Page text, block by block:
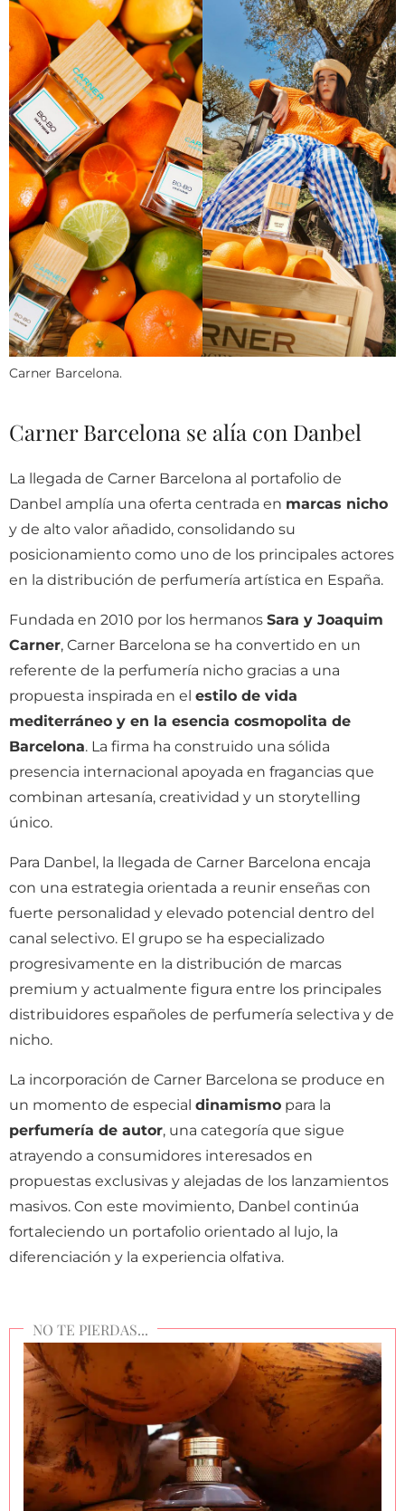
Carner Barcelona.
Carner Barcelona se alía con Danbel
La llegada de Carner Barcelona al portafolio de
Danbel amplía una oferta centrada en marcas nicho
y de alto valor añadido, consolidando su
posicionamiento como uno de los principales actores
en la distribución de perfumería artística en España.
Fundada en 2010 por los hermanos Sara y Joaquim
Carner, Carner Barcelona se ha convertido en un
referente de la perfumería nicho gracias a una
propuesta inspirada en el estilo de vida
mediterráneo y en la esencia cosmopolita de
Barcelona. La firma ha construido una sólida
presencia internacional apoyada en fragancias que
combinan artesanía, creatividad y un storytelling
único.
Para Danbel, la llegada de Carner Barcelona encaja
con una estrategia orientada a reunir enseñas con
fuerte personalidad y elevado potencial dentro del
canal selectivo. El grupo se ha especializado
progresivamente en la distribución de marcas
premium y actualmente figura entre los principales
distribuidores españoles de perfumería selectiva y de
nicho.
La incorporación de Carner Barcelona se produce en
un momento de especial dinamismo para la
perfumería de autor, una categoría que sigue
atrayendo a consumidores interesados en
propuestas exclusivas y alejadas de los lanzamientos
masivos. Con este movimiento, Danbel continúa
fortaleciendo un portafolio orientado al lujo, la
diferenciación y la experiencia olfativa.